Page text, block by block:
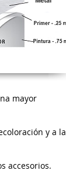
mayor
y a la
accesorios.